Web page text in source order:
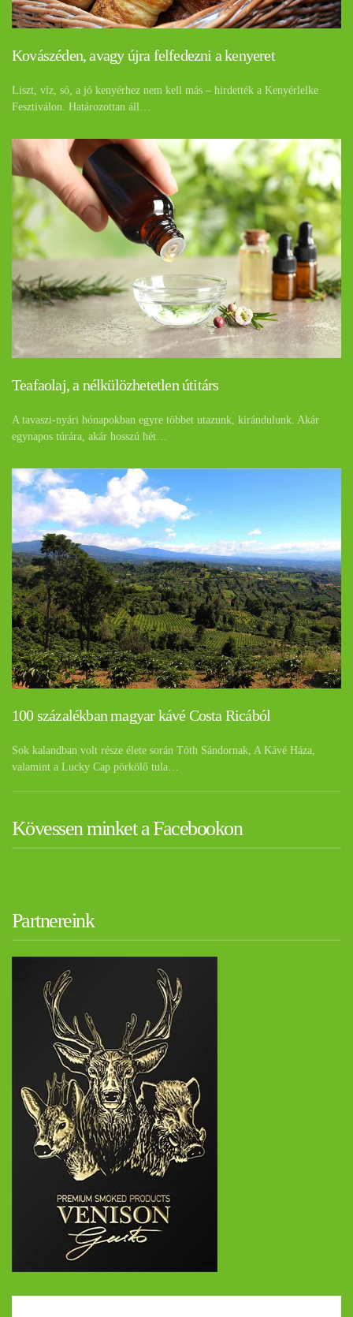
Kovászéden, avagy újra felfedezni a kenyeret
Liszt, víz, só, a jó kenyérhez nem kell más – hirdették a Kenyérlelke
Fesztiválon. Határozottan áll…
Teafaolaj, a nélkülözhetetlen útitárs
A tavaszi-nyári hónapokban egyre többet utazunk, kirándulunk. Akár
egynapos túrára, akár hosszú hét…
100 százalékban magyar kávé Costa Ricából
Sok kalandban volt része élete során Tóth Sándornak, A Kávé Háza,
valamint a Lucky Cap pörkölő tula…
Kövessen minket a Facebookon
Partnereink